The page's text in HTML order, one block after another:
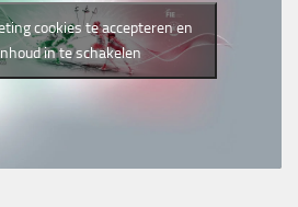
cookies te accepteren en
in te schakelen